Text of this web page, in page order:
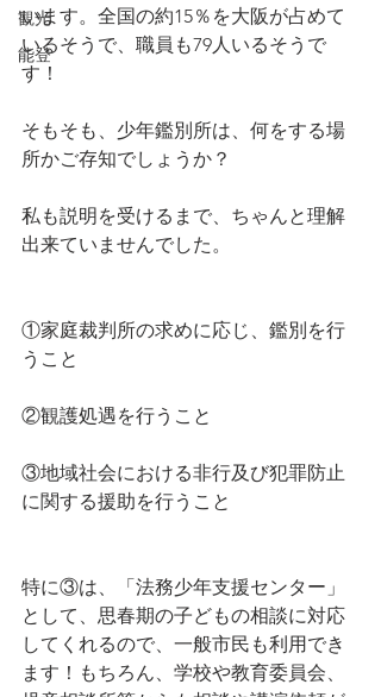
観光
能登
います。全国の約15％を大阪が占めて
いるそうで、職員も79人いるそうで
す！
そもそも、少年鑑別所は、何をする場
所かご存知でしょうか？
私も説明を受けるまで、ちゃんと理解
出来ていませんでした。
①家庭裁判所の求めに応じ、鑑別を行
うこと
②観護処遇を行うこと
③地域社会における非行及び犯罪防止
に関する援助を行うこと
特に③は、「法務少年支援センター」
として、思春期の子どもの相談に対応
してくれるので、一般市民も利用でき
ます！もちろん、学校や教育委員会、